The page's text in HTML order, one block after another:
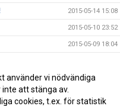
2015-05-14 15:08
2015-05-10 23:52
2015-05-09 18:04
2015-04-29 16:40
2014-04-12 19:45
använder vi nödvändiga
att stänga av.
cookies, t.ex. för statistik